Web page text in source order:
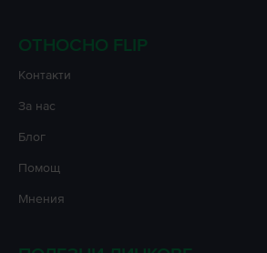
ОТНОСНО FLIP
Контакти
За нас
Блог
Помощ
Мнения